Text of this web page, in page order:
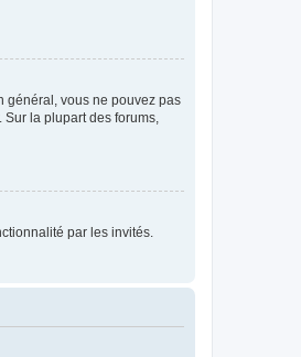
général, vous ne pouvez pas
la plupart des forums,
par les invités.